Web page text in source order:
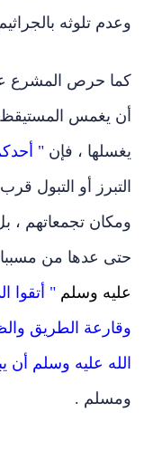
وعدم تلوثه
كما حرص المشرع
أن يغمس المستيقظ
يغسلها ، فإن "
التبرز أو التبول
حتى عدها من
عليه وسلم " أتقوا
وقارعة الطريق
الله عليه وسلم أن
ومسلم .